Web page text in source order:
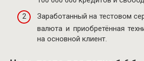
Заработанный на тестовом
валюта и приобретённая
на основной клиент.